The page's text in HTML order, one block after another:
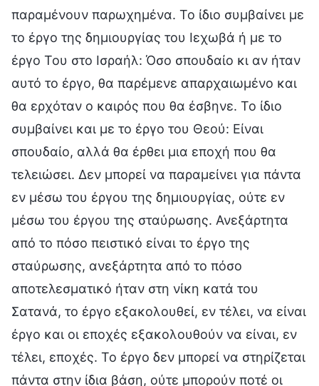
παραμένουν παρωχημένα. Το ίδιο συμβαίνει με
το έργο της δημιουργίας του Ιεχωβά ή με το
έργο Του στο Ισραήλ: Όσο σπουδαίο κι αν ήταν
αυτό το έργο, θα παρέμενε απαρχαιωμένο και
θα ερχόταν ο καιρός που θα έσβηνε. Το ίδιο
συμβαίνει και με το έργο του Θεού: Είναι
σπουδαίο, αλλά θα έρθει μια εποχή που θα
τελειώσει. Δεν μπορεί να παραμείνει για πάντα
εν μέσω του έργου της δημιουργίας, ούτε εν
μέσω του έργου της σταύρωσης. Ανεξάρτητα
από το πόσο πειστικό είναι το έργο της
σταύρωσης, ανεξάρτητα από το πόσο
αποτελεσματικό ήταν στη νίκη κατά του
Σατανά, το έργο εξακολουθεί, εν τέλει, να είναι
έργο και οι εποχές εξακολουθούν να είναι, εν
τέλει, εποχές. Το έργο δεν μπορεί να στηρίζεται
πάντα στην ίδια βάση, ούτε μπορούν ποτέ οι